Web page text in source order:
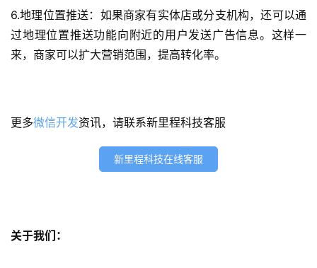
开
发
发
发
6.地理位置推送：如果商家有实体店或分支机构，还可以通
过地理位置推送功能向附近的用户发送广告信息。这样一
来，商家可以扩大营销范围，提高转化率。
更多微信开发资讯，请联系新里程科技客服
新里程科技在线客服
关于我们：